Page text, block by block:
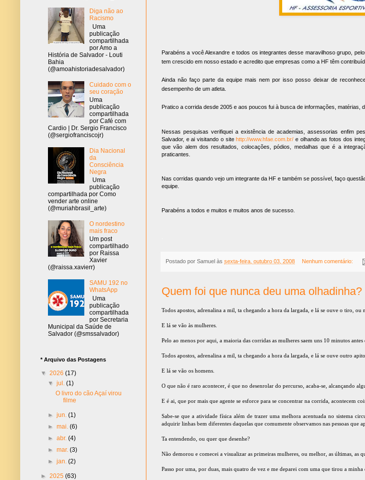
Parabéns a você Alexandre e todos os integrantes desse maravilhoso grupo,
tem crescido em nosso estado e acredito que empresas como a HF têm
Ainda não faço parte da equipe mais nem por isso posso deixar de
desempenho de um atleta.
Pratico a corrida desde 2005 e aos poucos fui à busca de informações, matérias,
Nessas pesquisas verifiquei a existência de academias, assessorias enfim
Salvador, e ai visitando o sitehttp://www.hfae.com.br/ e olhando as fotos dos
que vão alem dos resultados, colocações, pódios, medalhas que é a
praticantes.
Nas corridas quando vejo um integrante da HF e também se possível, faço
equipe.
Parabéns a todos e muitos e muitos anos de sucesso.
Postado por Samuel às sexta-feira, outubro 03, 2008 Nenhum comentário:
Quem foi que nunca deu uma olhadinha?
Todos apostos, adrenalina a mil, ta chegando a hora da largada, e lá se ouve o tiro, ou
E lá se vão às mulheres.
Pelo ao menos por aqui, a maioria das corridas as mulheres saem uns 10 minutos antes
Todos apostos, adrenalina a mil, ta chegando a hora da largada, e lá se ouve outro apito.
E lá se vão os homens.
O que não é raro acontecer, é que no desenrolar do percurso, acaba-se, alcançando
E é ai, que por mais que agente se esforce para se concentrar na corrida, acontecem
Sabe-se que a atividade física além de trazer uma melhora acentuada no sistema
adquirir linhas bem diferentes daquelas que comumente observamos nas pessoas que
Ta entendendo, ou quer que desenhe?
Não demorou e comecei a visualizar as primeiras mulheres, ou melhor, as últimas, as
Passo por uma, por duas, mais quatro de vez e me deparei com uma que tirou a minha
Diga não ao
Racismo
Uma
publicação
compartilhada
por Amo a
História de Salvador - Louti
Bahia
(@amoahistoriadesalvador)
Cuidado com o
seu coração
Uma
publicação
compartilhada
por Café com
Cardio | Dr. Sergio Francisco
(@sergiofranciscojr)
Dia Nacional
da
Consciência
Negra
Uma
publicação
compartilhada por Como
vender arte online
(@muriahbrasil_arte)
O nordestino
mais fraco
Um post
compartilhado
por Raissa
Xavier
(@raissa.xavierr)
SAMU 192 no
WhatsApp
Uma
publicação
compartilhada
por Secretaria
Municipal da Saúde de
Salvador (@smssalvador)
* Arquivo das Postagens
▼ 2026 (17)
▼jul.(1)
O livro do cão Açaí virou
filme
►jun.(1)
►mai.(6)
►abr.(4)
►mar.(3)
►jan.(2)
► 2025 (63)